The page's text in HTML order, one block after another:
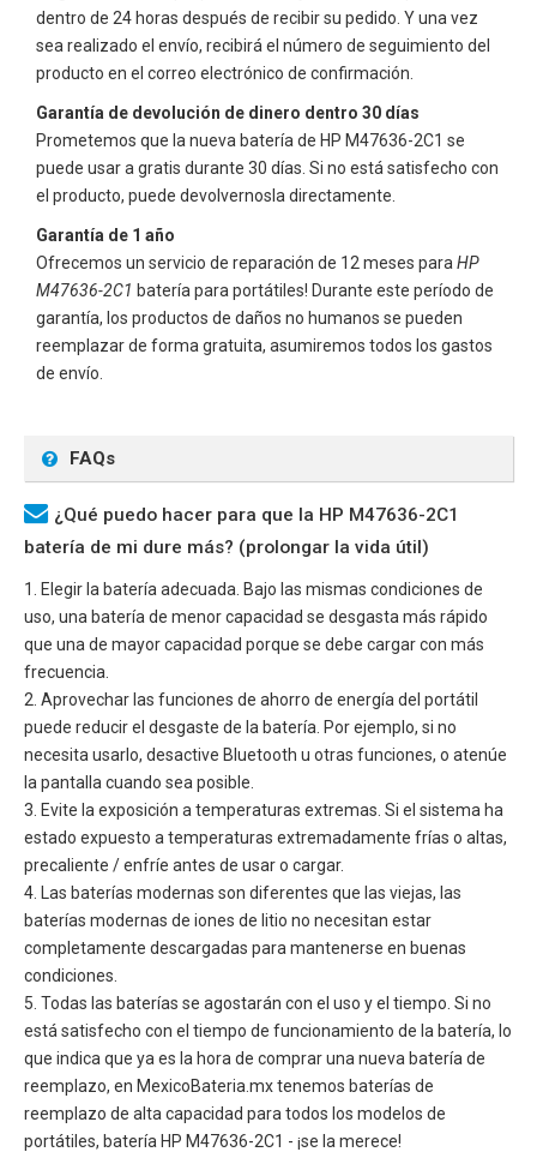
dentro de 24 horas después de recibir su pedido. Y una vez
sea realizado el envío, recibirá el número de seguimiento del
producto en el correo electrónico de confirmación.
Garantía de devolución de dinero dentro 30 días
Prometemos que la nueva batería de HP M47636-2C1 se
puede usar a gratis durante 30 días. Si no está satisfecho con
el producto, puede devolvernosla directamente.
Garantía de 1 año
Ofrecemos un servicio de reparación de 12 meses para HP
M47636-2C1 batería para portátiles! Durante este período de
garantía, los productos de daños no humanos se pueden
reemplazar de forma gratuita, asumiremos todos los gastos
de envío.
FAQs
¿Qué puedo hacer para que la HP M47636-2C1
batería de mi dure más? (prolongar la vida útil)
1. Elegir la batería adecuada. Bajo las mismas condiciones de
uso, una batería de menor capacidad se desgasta más rápido
que una de mayor capacidad porque se debe cargar con más
frecuencia.
2. Aprovechar las funciones de ahorro de energía del portátil
puede reducir el desgaste de la batería. Por ejemplo, si no
necesita usarlo, desactive Bluetooth u otras funciones, o atenúe
la pantalla cuando sea posible.
3. Evite la exposición a temperaturas extremas. Si el sistema ha
estado expuesto a temperaturas extremadamente frías o altas,
precaliente / enfríe antes de usar o cargar.
4. Las baterías modernas son diferentes que las viejas, las
baterías modernas de iones de litio no necesitan estar
completamente descargadas para mantenerse en buenas
condiciones.
5. Todas las baterías se agostarán con el uso y el tiempo. Si no
está satisfecho con el tiempo de funcionamiento de la batería, lo
que indica que ya es la hora de comprar una nueva batería de
reemplazo, en MexicoBateria.mx tenemos baterías de
reemplazo de alta capacidad para todos los modelos de
portátiles, batería HP M47636-2C1 - ¡se la merece!